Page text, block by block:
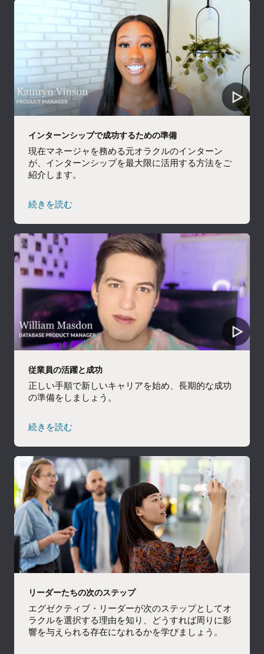
インターンシップで成功するための準備
現在マネージャを務める元オラクルのインターン
が、インターンシップを最大限に活用する方法をご
紹介します。
続きを読む
従業員の活躍と成功
正しい手順で新しいキャリアを始め、長期的な成功
の準備をしましょう。
続きを読む
リーダーたちの次のステップ
エグゼクティブ・リーダーが次のステップとしてオ
ラクルを選択する理由を知り、どうすれば周りに影
響を与えられる存在になれるかを学びましょう。